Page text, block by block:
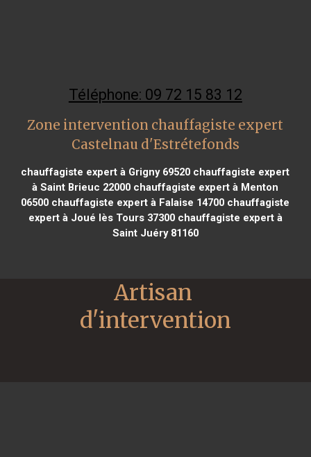
Téléphone: 09 72 15 83 12
Zone intervention chauffagiste expert
Castelnau d'Estrétefonds
chauffagiste expert à Grigny 69520 chauffagiste expert
à Saint Brieuc 22000 chauffagiste expert à Menton
06500 chauffagiste expert à Falaise 14700 chauffagiste
expert à Joué lès Tours 37300chauffagiste expert à
Saint Juéry 81160
Artisan
d'intervention